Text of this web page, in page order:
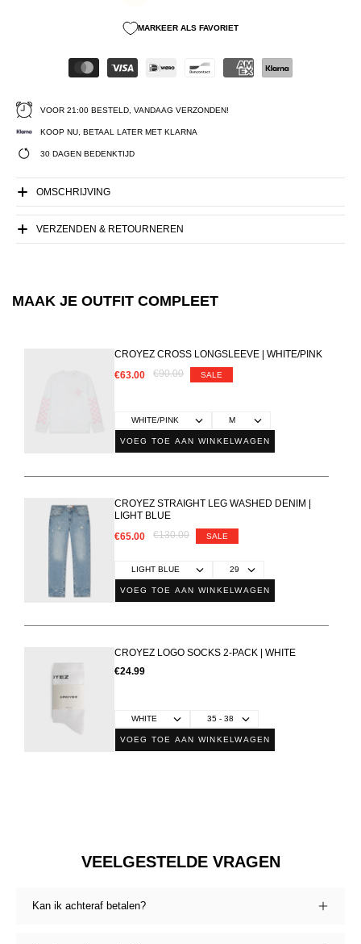
MARKEER ALS FAVORIET
VOOR 21:00 BESTELD, VANDAAG VERZONDEN!
KOOP NU, BETAAL LATER MET KLARNA
30 DAGEN BEDENKTIJD
OMSCHRIJVING
VERZENDEN & RETOURNEREN
MAAK JE OUTFIT COMPLEET
CROYEZ CROSS LONGSLEEVE | WHITE/PINK
€63.00
€90.00 SALE
VOEG TOE AAN WINKELWAGEN
CROYEZ STRAIGHT LEG WASHED DENIM |
LIGHT BLUE
€65.00
€130.00 SALE
VOEG TOE AAN WINKELWAGEN
CROYEZ LOGO SOCKS 2-PACK | WHITE
€24.99
VOEG TOE AAN WINKELWAGEN
VEELGESTELDE VRAGEN
Kan ik achteraf betalen?